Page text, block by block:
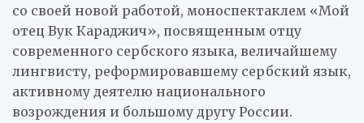
со своей новой работой, моноспектаклем «Мой
отец Вук Караджич», посвященным отцу
современного сербского языка, величайшему
лингвисту, реформировавшему сербский язык,
активному деятелю национального
возрождения и большому другу России.